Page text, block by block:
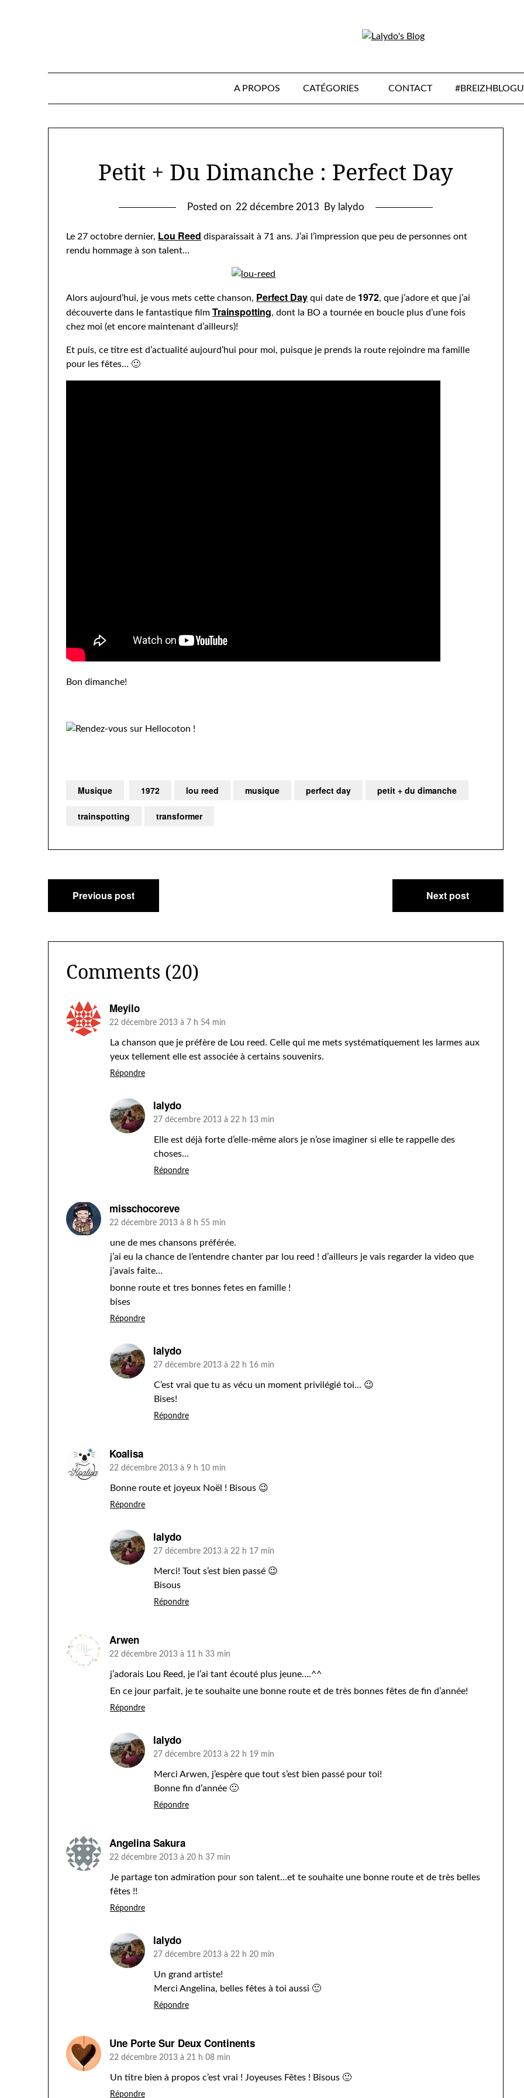
A PROPOS CATÉGORIES CONTACT
Petit + Du Dimanche : Perfect Day
Posted on 22 décembre 2013 By lalydo
Le 27 octobre dernier, Lou Reed disparaissait à 71 ans. J’ai l’impression que peu de personnes ont
rendu hommage à son talent…
Alors aujourd’hui, je vous mets cette chanson, Perfect Day qui date de 1972, que j’adore et que j’ai
découverte dans le fantastique film Trainspotting, dont la BO a tournée en boucle plus d’une fois
chez moi (et encore maintenant d’ailleurs)!
Et puis, ce titre est d’actualité aujourd’hui pour moi, puisque je prends la route rejoindre ma famille
pour les fêtes… 🙂
Bon dimanche!
Musique 1972 lou reed musique perfect day petit + du dimanche
trainspotting transformer
Navigation
de
l’article
Previous post Next post
Comments (20)
Meyilo
22 décembre 2013 à 7 h 54 min
La chanson que je préfère de Lou reed. Celle qui me mets systématiquement les larmes aux
yeux tellement elle est associée à certains souvenirs.
Répondre
lalydo
27 décembre 2013 à 22 h 13 min
Elle est déjà forte d’elle-même alors je n’ose imaginer si elle te rappelle des
choses…
Répondre
misschocoreve
22 décembre 2013 à 8 h 55 min
une de mes chansons préférée.
j’ai eu la chance de l’entendre chanter par lou reed ! d’ailleurs je vais regarder la video que
j’avais faite…
bonne route et tres bonnes fetes en famille !
bises
Répondre
lalydo
27 décembre 2013 à 22 h 16 min
C’est vrai que tu as vécu un moment privilégié toi… 😉
Bises!
Répondre
Koalisa
22 décembre 2013 à 9 h 10 min
Bonne route et joyeux Noël ! Bisous 😉
Répondre
lalydo
27 décembre 2013 à 22 h 17 min
Merci! Tout s’est bien passé 😉
Bisous
Répondre
Arwen
22 décembre 2013 à 11 h 33 min
j’adorais Lou Reed, je l’ai tant écouté plus jeune….^^
En ce jour parfait, je te souhaite une bonne route et de très bonnes fêtes de fin d’année!
Répondre
lalydo
27 décembre 2013 à 22 h 19 min
Merci Arwen, j’espère que tout s’est bien passé pour toi!
Bonne fin d’année 🙂
Répondre
Angelina Sakura
22 décembre 2013 à 20 h 37 min
Je partage ton admiration pour son talent…et te souhaite une bonne route et de très belles
fêtes !!
Répondre
lalydo
27 décembre 2013 à 22 h 20 min
Un grand artiste!
Merci Angelina, belles fêtes à toi aussi 🙂
Répondre
Une Porte Sur Deux Continents
22 décembre 2013 à 21 h 08 min
Un titre bien à propos c’est vrai ! Joyeuses Fêtes ! Bisous 🙂
Répondre